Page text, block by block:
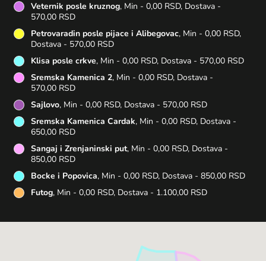
Veternik posle kruznog, Min - 0,00 RSD, Dostava -
570,00 RSD
Petrovaradin posle pijace i Alibegovac, Min - 0,00 RSD,
Dostava - 570,00 RSD
Klisa posle crkve, Min - 0,00 RSD, Dostava - 570,00 RSD
Sremska Kamenica 2, Min - 0,00 RSD, Dostava -
570,00 RSD
Sajlovo, Min - 0,00 RSD, Dostava - 570,00 RSD
Sremska Kamenica Cardak, Min - 0,00 RSD, Dostava -
650,00 RSD
Sangaj i Zrenjaninski put, Min - 0,00 RSD, Dostava -
850,00 RSD
Bocke i Popovica, Min - 0,00 RSD, Dostava - 850,00 RSD
Futog, Min - 0,00 RSD, Dostava - 1.100,00 RSD